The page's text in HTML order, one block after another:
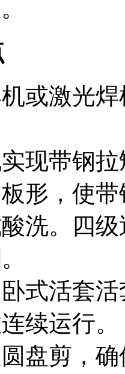
或激光
现带钢
形，使
洗。四
式活套
续运行。
盘剪，